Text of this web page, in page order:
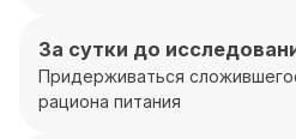
За сутки до
Придерживаться
рациона питания